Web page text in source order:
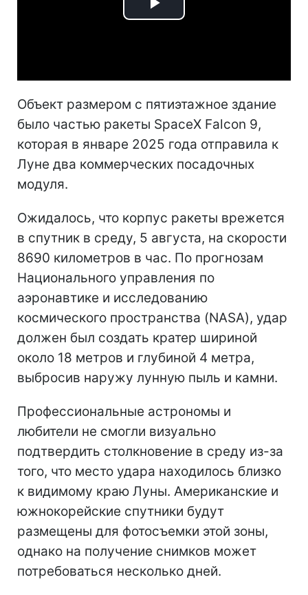
Play
Объект размером с пятиэтажное здание
было частью ракеты SpaceX Falcon 9,
которая в январе 2025 года отправила к
Луне два коммерческих посадочных
модуля.
Ожидалось, что корпус ракеты врежется
в спутник в среду, 5 августа, на скорости
8690 километров в час. По прогнозам
Национального управления по
аэронавтике и исследованию
космического пространства (NASA), удар
должен был создать кратер шириной
около 18 метров и глубиной 4 метра,
выбросив наружу лунную пыль и камни.
Профессиональные астрономы и
любители не смогли визуально
подтвердить столкновение в среду из-за
того, что место удара находилось близко
к видимому краю Луны. Американские и
южнокорейские спутники будут
размещены для фотосъемки этой зоны,
однако на получение снимков может
потребоваться несколько дней.